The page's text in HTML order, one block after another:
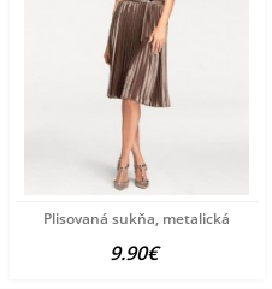
Plisovaná sukňa, metalická
9.90€